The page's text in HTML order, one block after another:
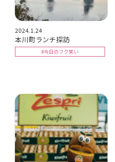
2024.1.24
本川町ランチ探訪
#今日のフク笑い